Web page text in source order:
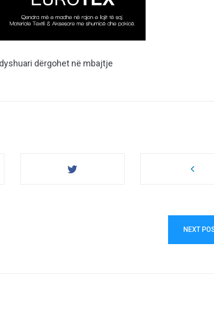
dërgohet në mbajtje
NEXT